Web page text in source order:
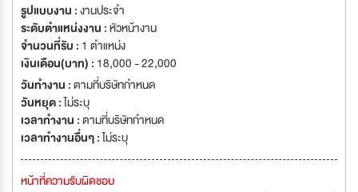
รูปแบบงาน :งานประจำ
ระดับตำแหน่งงาน :หัวหน้างาน
จำนวนที่รับ : 1 ตำแหน่ง
เงินเดือน(บาท) : 18,000 - 22,000
วันทำงาน :ตามที่บริษัทกำหนด
วันหยุด :ไม่ระบุ
เวลาทำงาน :ตามที่บริษัทกำหนด
เวลาทำงานอื่นๆ :ไม่ระบุ
หน้าที่ความรับผิดชอบ